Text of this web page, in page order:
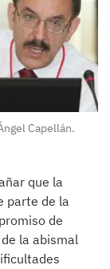
Capellán.
que la
parte de la
de
la abismal